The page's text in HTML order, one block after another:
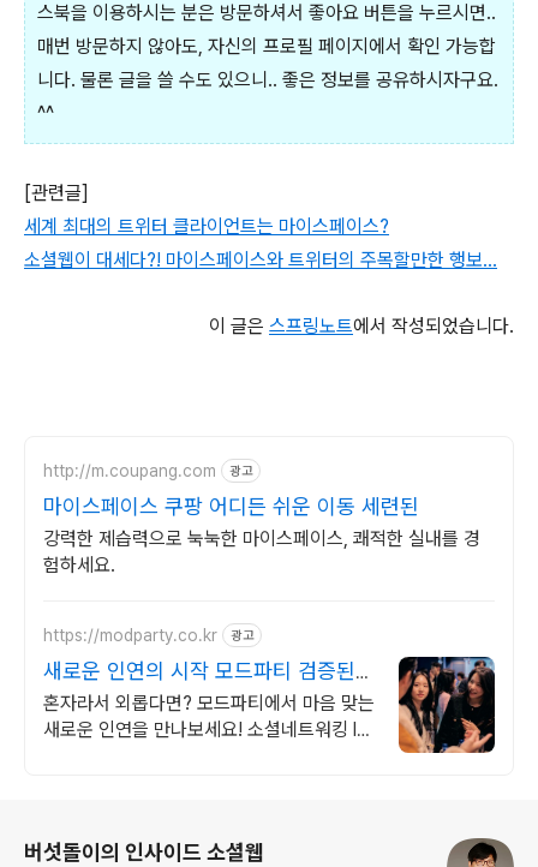
스북을 이용하시는 분은 방문하셔서 좋아요 버튼을 누르시면..
매번 방문하지 않아도, 자신의 프로필 페이지에서 확인 가능합
니다. 물론 글을 쓸 수도 있으니.. 좋은 정보를 공유하시자구요.
^^
[관련글]
세계 최대의 트위터 클라이언트는 마이스페이스?
소셜웹이 대세다?! 마이스페이스와 트위터의 주목할만한 행보...
이 글은 스프링노트에서 작성되었습니다.
http://m.coupang.com 광고
마이스페이스 쿠팡 어디든 쉬운 이동 세련된
강력한 제습력으로 눅눅한 마이스페이스, 쾌적한 실내를 경
험하세요.
https://modparty.co.kr 광고
새로운 인연의 시작 모드파티 검증된
싱글 로테이션 파티
혼자라서 외롭다면? 모드파티에서 마음 맞는
새로운 인연을 만나보세요! 소셜네트워킹 l
버섯돌이의 인사이드 소셜웹